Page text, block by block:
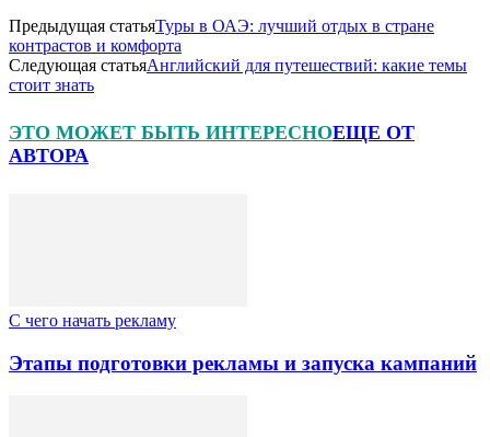
Предыдущая статьяТуры в ОАЭ: лучший отдых в стране
контрастов и комфорта
Следующая статьяАнглийский для путешествий: какие темы
стоит знать
ЭТО МОЖЕТ БЫТЬ ИНТЕРЕСНОЕЩЕ ОТ
АВТОРА
C чего начать рекламу
Этапы подготовки рекламы и запуска кампаний